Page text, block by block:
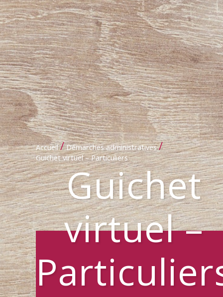
Accueil / Démarches administratives /
Guichet virtuel – Particuliers
Guichet
virtuel –